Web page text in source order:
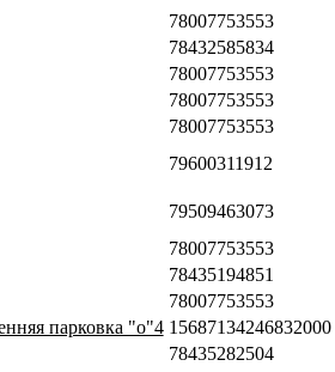
78007753553
78432585834
78007753553
78007753553
78007753553
79600311912
79509463073
78007753553
78435194851
78007753553
парковка "о"4 15687134246832000
78435282504